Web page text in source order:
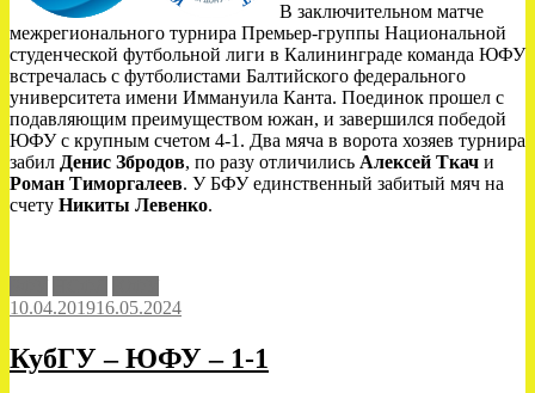
В заключительном матче
межрегионального турнира Премьер-группы Национальной
студенческой футбольной лиги в Калининграде команда ЮФУ
встречалась с футболистами Балтийского федерального
университета имени Иммануила Канта. Поединок прошел с
подавляющим преимуществом южан, и завершился победой
ЮФУ с крупным счетом 4-1. Два мяча в ворота хозяев турнира
забил Денис Збродов, по разу отличились Алексей Ткач и
Роман Тиморгалеев. У БФУ единственный забитый мяч на
счету Никиты Левенко.
10.04.201916.05.2024
КубГУ – ЮФУ – 1-1